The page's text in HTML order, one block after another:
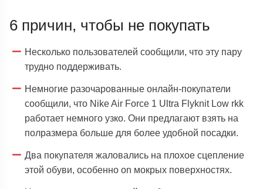
6 причин, чтобы не покупать
Несколько пользователей сообщили, что эту пару
трудно поддерживать.
Немногие разочарованные онлайн-покупатели
сообщили, что Nike Air Force 1 Ultra Flyknit Low rkk
работает немного узко. Они предлагают взять на
полразмера больше для более удобной посадки.
Два покупателя жаловались на плохое сцепление
этой обуви, особенно on мокрых поверхностях.